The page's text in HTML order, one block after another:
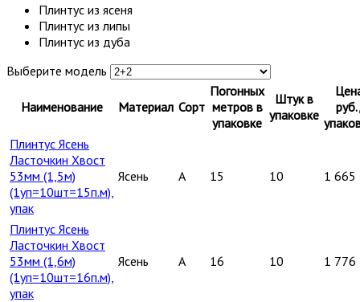
Плинтус из ясеня
Плинтус из липы
Плинтус из дуба
Выберите модель
Наименование Материал Сорт
Погонных
метров в
упаковке
Штук в
упаковке
Плинтус Ясень
Ласточкин Хвост
53мм (1,5м)
(1уп=10шт=15п.м),
упак
Ясень A 15 10 1 665
Плинтус Ясень
Ласточкин Хвост
53мм (1,6м)
(1уп=10шт=16п.м),
упак
Ясень A 16 10 1 776